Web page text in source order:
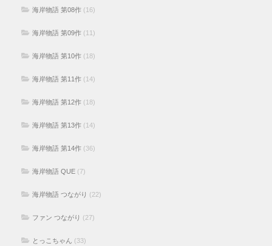
海岸物語 第08作 (16)
海岸物語 第09作 (11)
海岸物語 第10作 (18)
海岸物語 第11作 (14)
海岸物語 第12作 (18)
海岸物語 第13作 (14)
海岸物語 第14作 (36)
海岸物語 QUE (7)
海岸物語 つながり (22)
ファン つながり (27)
とっこちゃん (33)